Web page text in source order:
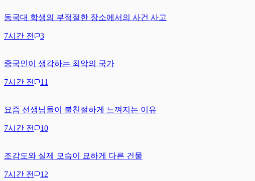
동국대 학생의 부적절한 장소에서의 사건 사고
7시간 전 3
중국인이 생각하는 최악의 국가
7시간 전 11
요즘 선생님들이 불친절하게 느껴지는 이유
7시간 전 10
조감도와 실제 모습이 묘하게 다른 건물
7시간 전 12